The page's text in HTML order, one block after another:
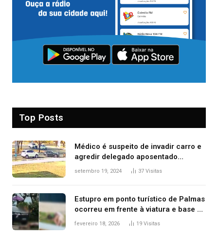
Top Posts
Médico é suspeito de invadir carro e
agredir delegado aposentado
durante confusão no trânsito
setembro 19, 2024 37 Visitas
Estupro em ponto turístico de Palmas
ocorreu em frente à viatura e base de
segurança; polícia investiga
fevereiro 18, 2026 19 Visitas